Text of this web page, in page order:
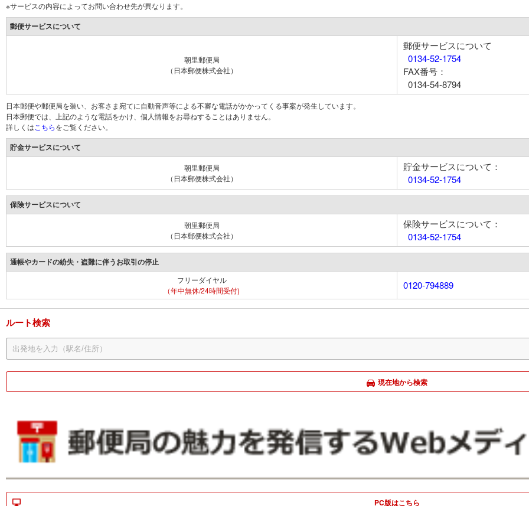
※サービスの内容によってお問い合わせ先が異なります。
郵便サービスについて
朝里郵便局
（日本郵便株式会社）
郵便サービスについて
0134-52-1754
FAX番号：
0134-54-8794
日本郵便や郵便局を装い、お客さま宛てに自動音声等による不審な電話がかかってくる事案が発生しています。
日本郵便では、上記のような電話をかけ、個人情報をお尋ねすることはありません。
詳しくは こちらをご覧ください。
貯金サービスについて
朝里郵便局
（日本郵便株式会社）
貯金サービスについて：
0134-52-1754
保険サービスについて
朝里郵便局
（日本郵便株式会社）
保険サービスについて：
0134-52-1754
通帳やカードの紛失・盗難に伴うお取引の停止
フリーダイヤル
（年中無休/24時間受付)
0120-794889
ルート検索
現在地から検索
PC版はこちら